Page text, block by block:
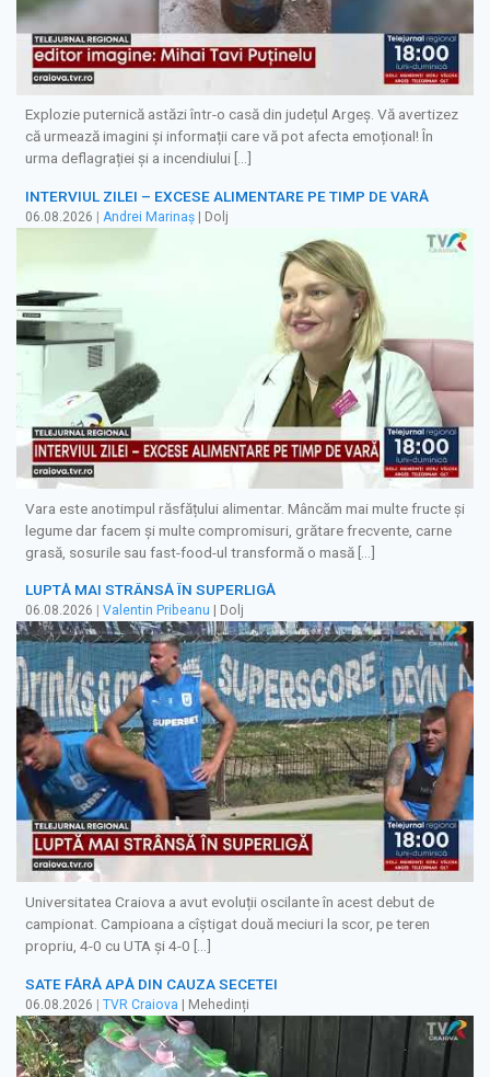
Explozie puternică astăzi într-o casă din județul Argeș. Vă avertizez
că urmează imagini și informații care vă pot afecta emoțional! În
urma deflagrației și a incendiului […]
INTERVIUL ZILEI – EXCESE ALIMENTARE PE TIMP DE VARĂ
06.08.2026 | Andrei Marinaș | Dolj
Vara este anotimpul răsfățului alimentar. Mâncăm mai multe fructe și
legume dar facem și multe compromisuri, grătare frecvente, carne
grasă, sosurile sau fast-food-ul transformă o masă […]
LUPTĂ MAI STRÂNSĂ ÎN SUPERLIGĂ
06.08.2026 Valentin Pribeanu | Dolj
Universitatea Craiova a avut evoluții oscilante în acest debut de
campionat. Campioana a cîștigat două meciuri la scor, pe teren
propriu, 4-0 cu UTA și 4-0 […]
SATE FĂRĂ APĂ DIN CAUZA SECETEI
06.08.2026 | TVR Craiova | Mehedinți